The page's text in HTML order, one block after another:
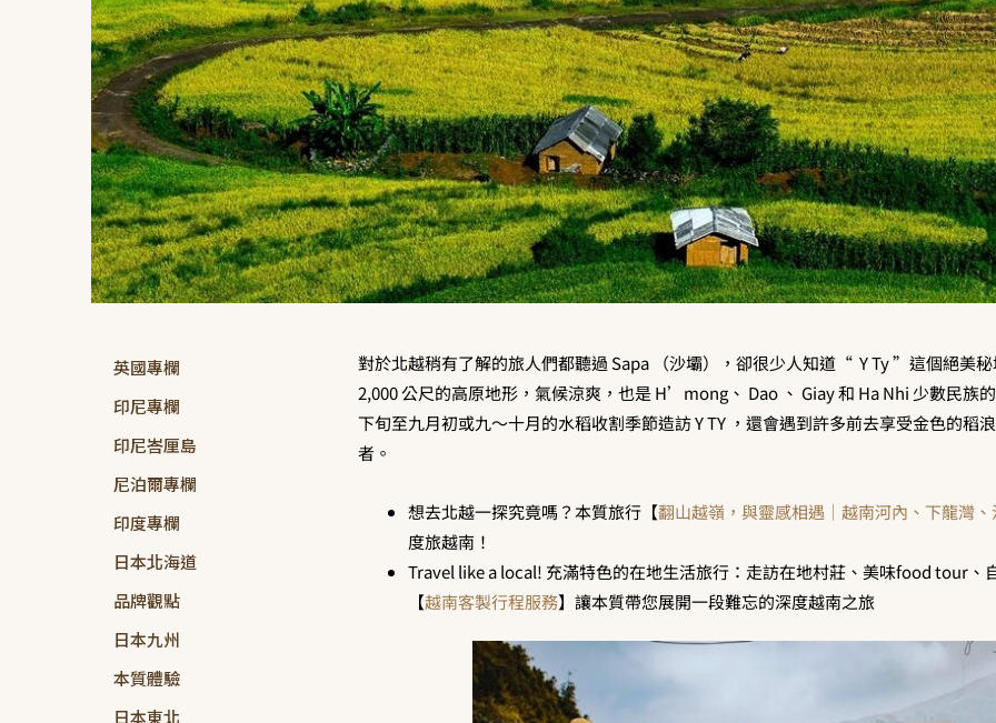
英國專欄
印尼專欄
印尼峇厘島
尼泊爾專欄
印度專欄
日本北海道
品牌觀點
日本九州
本質體驗
日本東北
對於北越稍有了解的旅人們都聽過 Sapa （沙壩），卻很少人知道“ Y Ty ”這個絕美秘
2,000 公尺的高原地形，氣候涼爽，也是 H’mong、 Dao 、 Giay 和 Ha Nhi 少數民族
下旬至九月初或九～十月的水稻收割季節造訪 Y TY ，還會遇到許多前去享受金色的稻
者。
想去北越一探究竟嗎？本質旅行【翻山越嶺，與靈感相遇｜越南河內、下龍灣、
度旅越南！
Travel like a local! 充滿特色的在地生活旅行：走訪在地村莊、美味food tour、
【越南客製行程服務】讓本質帶您展開一段難忘的深度越南之旅